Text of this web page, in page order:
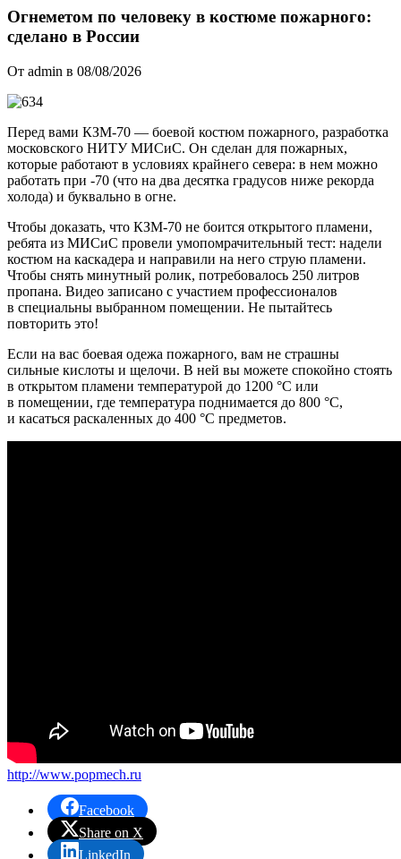
Огнеметом по человеку в костюме пожарного:
сделано в России
От admin в 08/08/2026
Перед вами КЗМ-70 — боевой костюм пожарного, разработка
московского НИТУ МИСиС. Он сделан для пожарных,
которые работают в условиях крайнего севера: в нем можно
работать при -70 (что на два десятка градусов ниже рекорда
холода) и буквально в огне.
Чтобы доказать, что КЗМ-70 не боится открытого пламени,
ребята из МИСиС провели умопомрачительный тест: надели
костюм на каскадера и направили на него струю пламени.
Чтобы снять минутный ролик, потребовалось 250 литров
пропана. Видео записано с участием профессионалов
в специальны выбранном помещении. Не пытайтесь
повторить это!
Если на вас боевая одежа пожарного, вам не страшны
сильные кислоты и щелочи. В ней вы можете спокойно стоять
в открытом пламени температурой до 1200 °C или
в помещении, где температура поднимается до 800 °C,
и касаться раскаленных до 400 °C предметов.
http://www.popmech.ru
Facebook
Share on X
LinkedIn